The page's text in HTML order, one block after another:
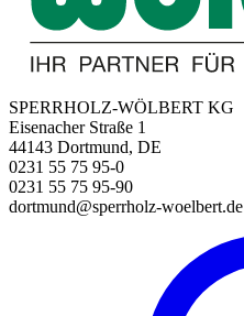
SPERRHOLZ-WÖLBERT KG
Eisenacher Straße 1
44143 Dortmund, DE
0231 55 75 95-0
0231 55 75 95-90
dortmund@sperrholz-woelbert.de